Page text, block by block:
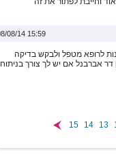
15:59 08/08/14
לרופא מטפל ולבקש בדיקה
אברבנל אם יש לך צורך בניתוח
13
14
15